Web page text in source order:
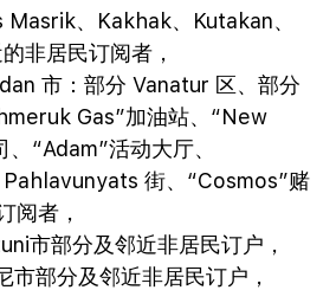
、Kakhak、Kutakan、
非居民订阅者，
市：部分 Vanatur 区、部分
Gas”加油站、“New
“Adam”活动大厅、
街、“Cosmos”赌
阅者，
市部分及邻近非居民订户，
部分及邻近非居民订户，